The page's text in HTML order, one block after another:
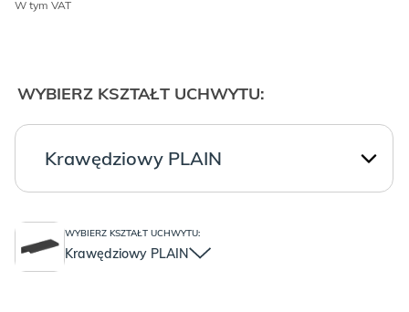
W tym VAT
WYBIERZ KSZTAŁT UCHWYTU:
WYBIERZ KSZTAŁT UCHWYTU:
Krawędziowy PLAIN